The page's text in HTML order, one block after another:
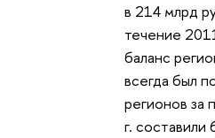
в 214 млрд
течение
баланс
всегда был
регионов за
г. составили